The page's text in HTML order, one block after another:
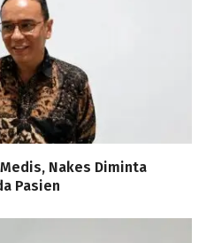
Nakes Diminta
Pasien